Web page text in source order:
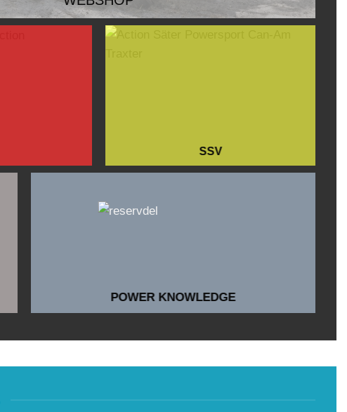
SSV
POWER KNOWLEDGE